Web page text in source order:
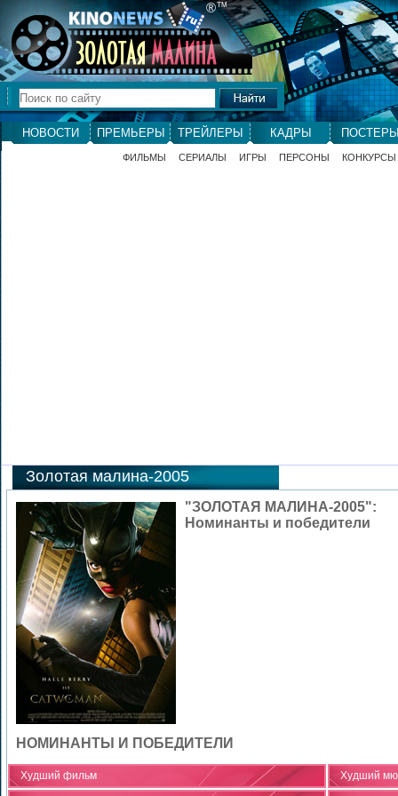
®ТМ
НОВОСТИ ПРЕМЬЕРЫ ТРЕЙЛЕРЫ КАДРЫ
ФИЛЬМЫ СЕРИАЛЫ ИГРЫ ПЕРСОНЫ КОНКУРСЫ
Золотая малина-2005
"ЗОЛОТАЯ МАЛИНА-2005":
Номинанты и победители
НОМИНАНТЫ И ПОБЕДИТЕЛИ
Худший фильм Худший